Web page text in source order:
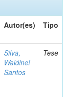
Autor(es) Tipo
Silva,
Waldinei
Santos
Tese